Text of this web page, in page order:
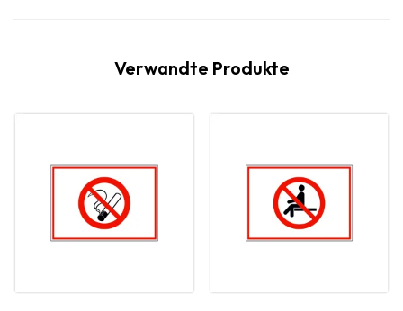
Verwandte Produkte